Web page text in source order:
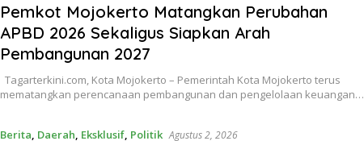
Pemkot Mojokerto Matangkan Perubahan
APBD 2026 Sekaligus Siapkan Arah
Pembangunan 2027
Tagarterkini.com, Kota Mojokerto – Pemerintah Kota Mojokerto terus
mematangkan perencanaan pembangunan dan pengelolaan keuangan…
Berita Daerah Eksklusif, Politik Agustus 2, 2026